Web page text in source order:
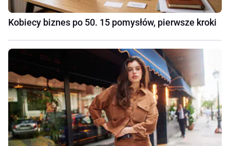
Kobiecy biznes po 50. 15 pomysłów, pierwsze kroki